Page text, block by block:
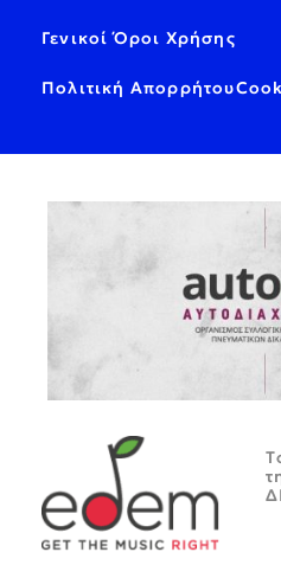
Γενικοί Όροι Χρήσης
Πολιτική Απορρήτου